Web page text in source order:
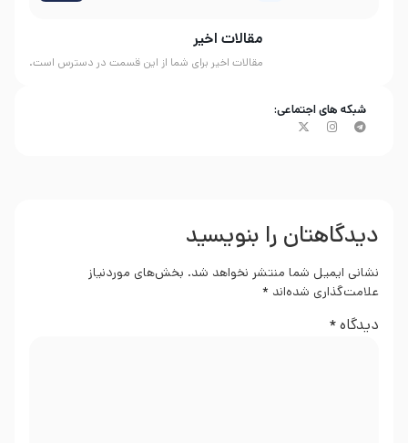
مقالات اخیر
مقالات اخیر برای شما از این قسمت در دسترس است.
شبکه های اجتماعی:
دیدگاهتان را بنویسید
نشانی ایمیل شما منتشر نخواهد شد. بخش‌های موردنیاز
علامت‌گذاری شده‌اند *
دیدگاه*